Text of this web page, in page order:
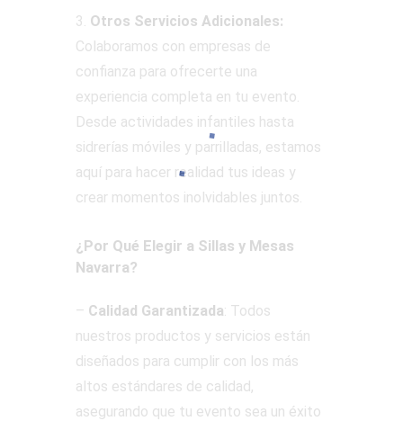
3. Otros Servicios Adicionales:
Colaboramos con empresas de
confianza para ofrecerte una
experiencia completa en tu evento.
Desde actividades infantiles hasta
sidrerías móviles y parrilladas, estamos
aquí para hacer realidad tus ideas y
crear momentos inolvidables juntos.
¿Por Qué Elegir a Sillas y Mesas
Navarra?
– Calidad Garantizada: Todos
nuestros productos y servicios están
diseñados para cumplir con los más
altos estándares de calidad,
asegurando que tu evento sea un éxito